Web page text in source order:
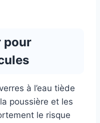
pour
à l’eau tiède
poussière et les
le risque